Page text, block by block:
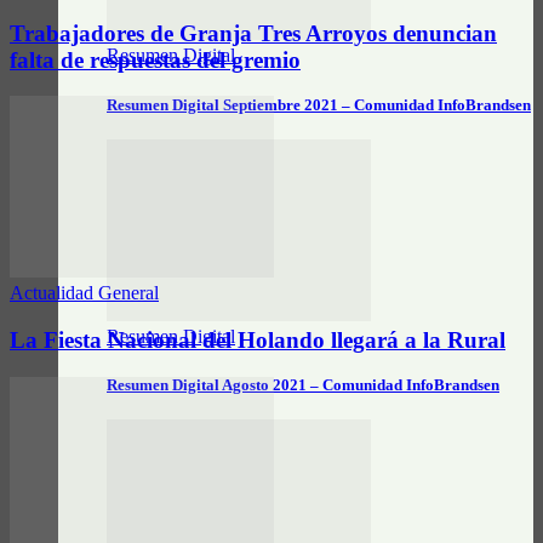
Resumen Digital
Resumen Digital Septiembre 2021 – Comunidad InfoBrandsen
Resumen Digital
Resumen Digital Agosto 2021 – Comunidad InfoBrandsen
Trabajadores de Granja Tres Arroyos denuncian
falta de respuestas del gremio
Actualidad General
La Fiesta Nacional del Holando llegará a la Rural